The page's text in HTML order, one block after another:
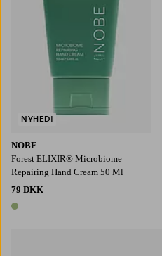
NOBE
Forest ELIXIR® Microbiome
Repairing Hand Cream 50 Ml
79 DKK
1 farve
NYHED!